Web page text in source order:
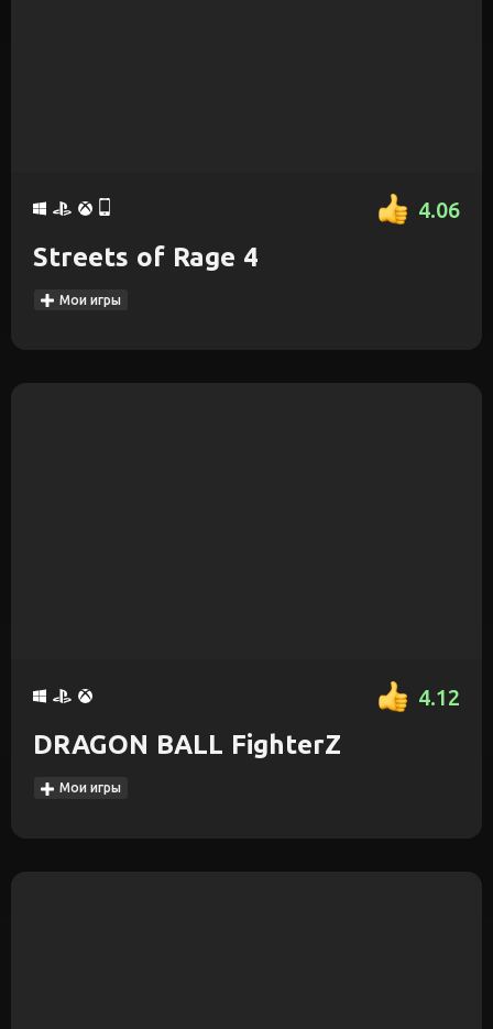
4.06
Streets of Rage 4
Мои игры
4.12
DRAGON BALL FighterZ
Мои игры